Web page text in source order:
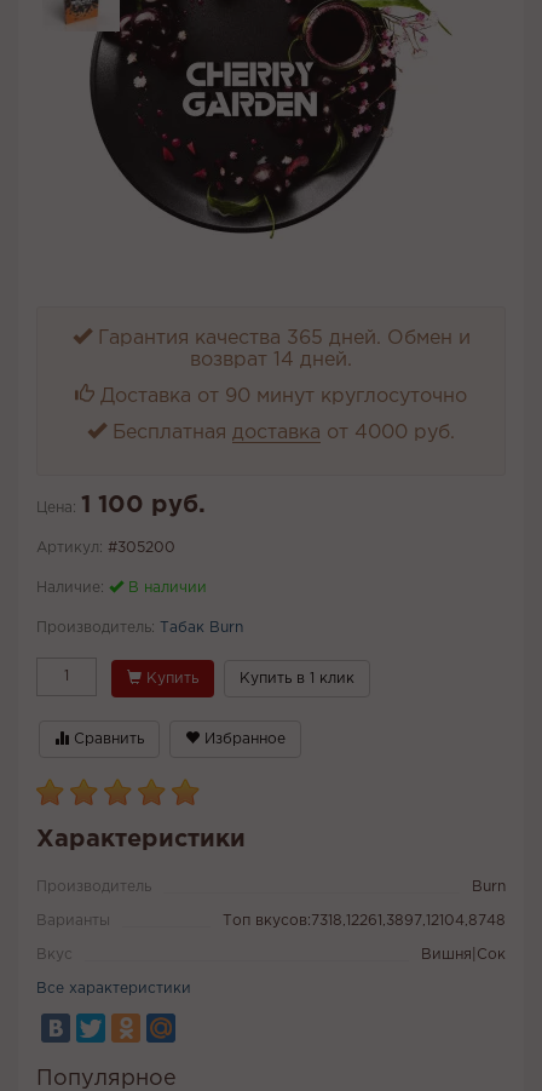
Гарантия качества 365 дней. Обмен и
возврат 14 дней.
Доставка от 90 минут круглосуточно
Бесплатная доставка от 4000 руб.
Цена: 1 100 руб.
Артикул: #305200
Наличие: В наличии
Производитель: Табак Burn
Купить Купить в 1 клик
Сравнить Избранное
Характеристики
Производитель Burn
Варианты Топ вкусов:7318,12261,3897,12104,8748
Вкус Вишня|Сок
Все характеристики
Популярное